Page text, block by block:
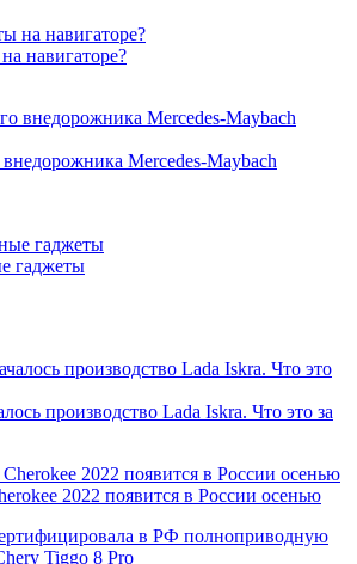
навигаторе?
Mercedes-Maybach
гаджеты
производство Lada Iskra. Что это за
2022 появится в России осенью